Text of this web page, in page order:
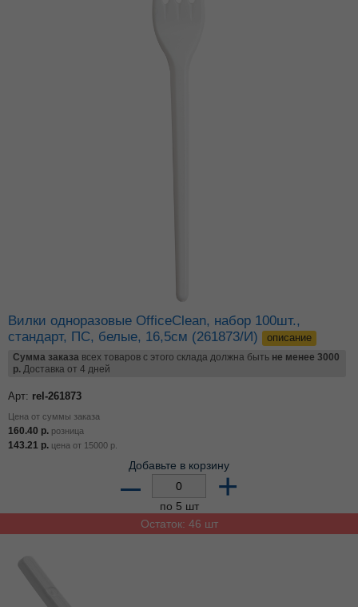
Вилки одноразовые OfficeClean, набор 100шт.,
стандарт, ПС, белые, 16,5см (261873/И)
описание
Сумма заказа всех товаров с этого склада должна быть не менее 3000
р. Доставка от 4 дней
Арт: rel-261873
Цена от суммы заказа
160.40 р. розница
143.21 р. цена от 15000 р.
Добавьте в корзину
– +
по 5 шт
Остаток: 46 шт